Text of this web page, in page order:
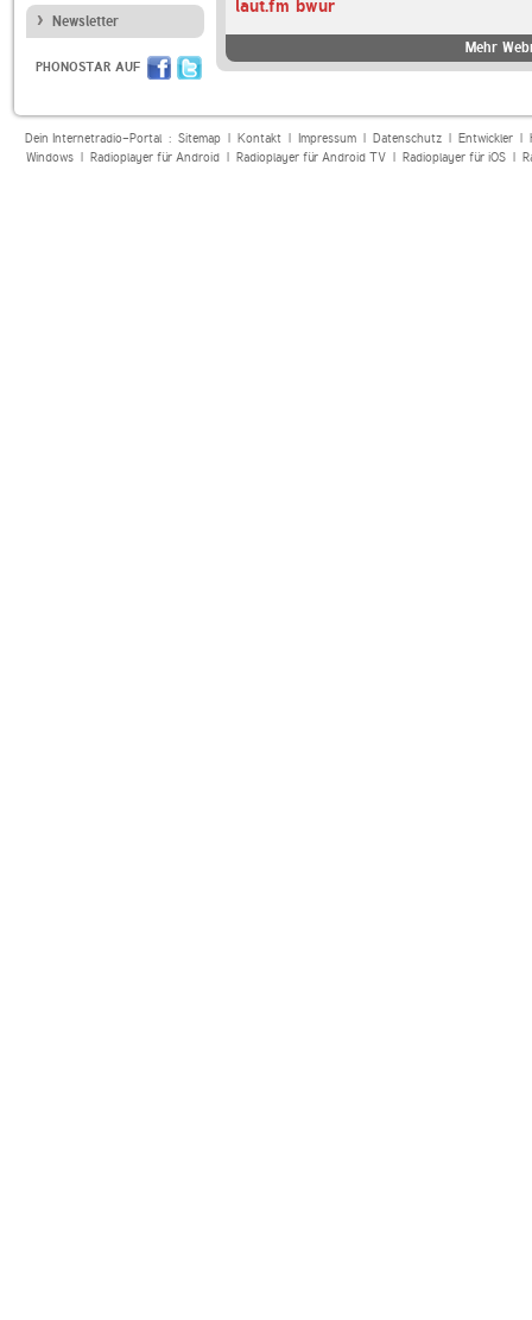
Newsletter
PHONOSTAR AUF
laut.fm bwur
Mehr
Dein Internetradio-Portal : Sitemap| Kontakt| Impressum| Datenschutz| Entwickler|
Windows| Radioplayer für Android| Radioplayer für Android TV| Radioplayer für iOS|